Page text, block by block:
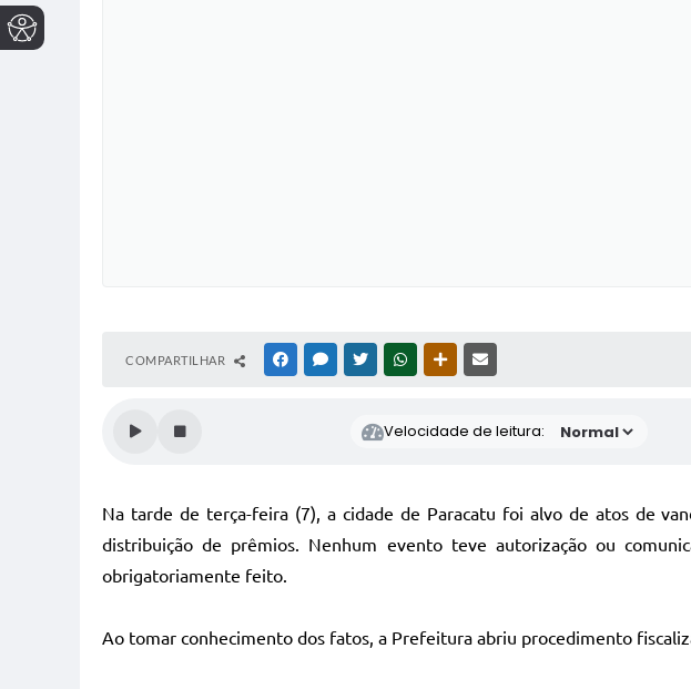
COMPARTILHAR FACEBOOKMESSENGER
TWITTERWHATSAPPOUTRAS MÍDIAS
Velocidade de leitura:
Na tarde de terça-feira (7), a cidade de Paracatu foi alvo de atos de
distribuição de prêmios. Nenhum evento teve autorização ou
obrigatoriamente feito.
Ao tomar conhecimento dos fatos, a Prefeitura abriu procedimento